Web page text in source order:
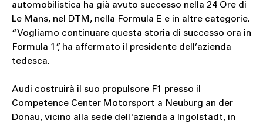
automobilistica ha già avuto successo nella 24 Ore di
Le Mans, nel DTM, nella Formula E e in altre categorie.
“Vogliamo continuare questa storia di successo ora in
Formula 1”, ha affermato il presidente dell’azienda
tedesca.
Audi costruirà il suo propulsore F1 presso il
Competence Center Motorsport a Neuburg an der
Donau, vicino alla sede dell'azienda a Ingolstadt, in